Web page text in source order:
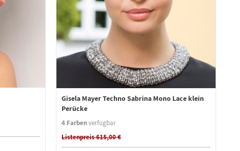
Gisela Mayer Techno Sabrina Mono Lace klein
Perücke
4 Farbenverfügbar
Listenpreis 615,00 €